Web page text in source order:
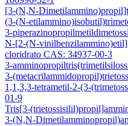
[3-(N,N-
(3-(N-
3-
N-[2-(N-
cloridrato CAS: 34937-00-3
3-
3-
1,1,3,3-tetrametil-2-(3-
01-9
Tris[3-
3-(N,N-